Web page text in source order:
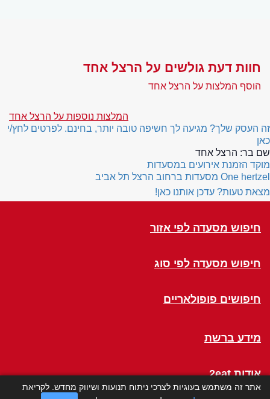
חוות דעת גולשים על הרצל אחד
הוסף המלצות על הרצל אחד
המלצות נוספות על הרצל אחד
זה העסק שלך? מגיעה לך חשיפה טובה יותר, בחינם. לפרטים לחץ/י
כאן
שם בר: הרצל אחד
מוקד הזמנת אירועים במסעדות
One hertzel מסעדות ברחוב הרצל תל אביב
מצאת טעות? עדכן אותנו כאן!
חיפוש מסעדה לפי אזור
חיפוש מסעדה לפי סוג
חיפושים פופולאריים
מידע ברשת
אודות 2eat
אתר זה משתמש בעוגיות לצרכי ניתוח תנועות ושיווק מחדש. לקריאת